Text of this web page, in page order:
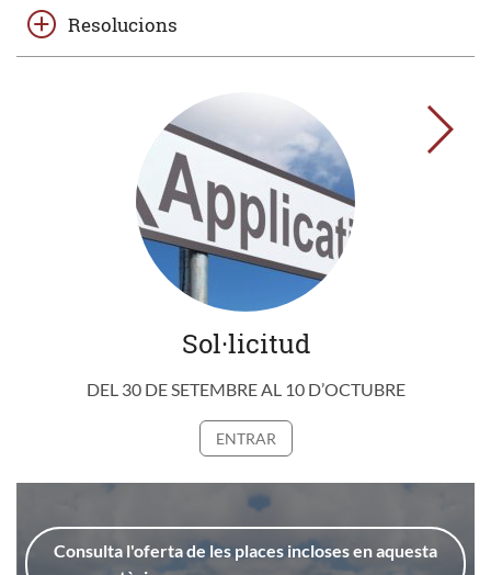
Resolucions
Sol·licitud
DEL 30 DE SETEMBRE AL 10 D’OCTUBRE
ENTRAR
→
Consulta l'oferta de les places incloses en aquesta